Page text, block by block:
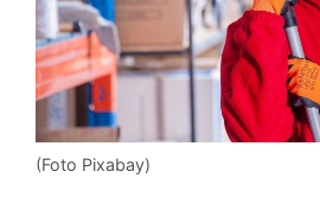
(Foto Pixabay)